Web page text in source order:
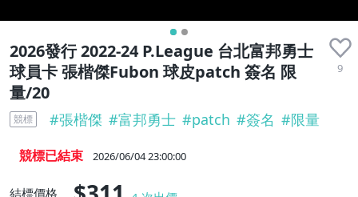
2026發行 2022-24 P.League 台北富邦勇士
球員卡 張楷傑Fubon 球皮patch 簽名 限
量/20
9
競標 #張楷傑 #富邦勇士 #patch #簽名 #限量
競標已結束 2026/06/04 23:00:00
結標價格